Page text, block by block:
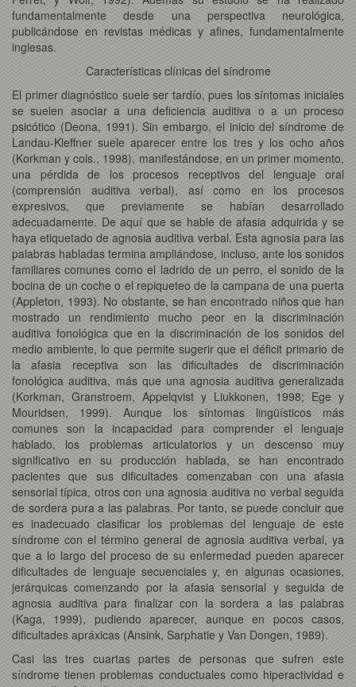
fundamentalmente desde una perspectiva neurológica,
publicándose en revistas médicas y afines, fundamentalmente
inglesas.
Características clínicas del síndrome
El primer diagnóstico suele ser tardío, pues los síntomas iniciales
se suelen asociar a una deficiencia auditiva o a un proceso
psicótico (Deona, 1991). Sin embargo, el inicio del síndrome de
Landau-Kleffner suele aparecer entre los tres y los ocho años
(Korkman y cols., 1998), manifestándose, en un primer momento,
una pérdida de los procesos receptivos del lenguaje oral
(comprensión auditiva verbal), así como en los procesos
expresivos, que previamente se habían desarrollado
adecuadamente. De aquí que se hable de afasia adquirida y se
haya etiquetado de agnosia auditiva verbal. Esta agnosia para las
palabras habladas termina ampliándose, incluso, ante los sonidos
familiares comunes como el ladrido de un perro, el sonido de la
bocina de un coche o el repiqueteo de la campana de una puerta
(Appleton, 1993). No obstante, se han encontrado niños que han
mostrado un rendimiento mucho peor en la discriminación
auditiva fonológica que en la discriminación de los sonidos del
medio ambiente, lo que permite sugerir que el déficit primario de
la afasia receptiva son las dificultades de discriminación
fonológica auditiva, más que una agnosia auditiva generalizada
(Korkman, Granstroem, Appelqvist y Liukkonen, 1998; Ege y
Mouridsen, 1999). Aunque los síntomas lingüísticos más
comunes son la incapacidad para comprender el lenguaje
hablado, los problemas articulatorios y un descenso muy
significativo en su producción hablada, se han encontrado
pacientes que sus dificultades comenzaban con una afasia
sensorial típica, otros con una agnosia auditiva no verbal seguida
de sordera pura a las palabras. Por tanto, se puede concluir que
es inadecuado clasificar los problemas del lenguaje de este
síndrome con el término general de agnosia auditiva verbal, ya
que a lo largo del proceso de su enfermedad pueden aparecer
dificultades de lenguaje secuenciales y, en algunas ocasiones,
jerárquicas comenzando por la afasia sensorial y seguida de
agnosia auditiva para finalizar con la sordera a las palabras
(Kaga, 1999), pudiendo aparecer, aunque en pocos casos,
dificultades apráxicas (Ansink, Sarphatie y Van Dongen, 1989).
Casi las tres cuartas partes de personas que sufren este
síndrome tienen problemas conductuales como hiperactividad e